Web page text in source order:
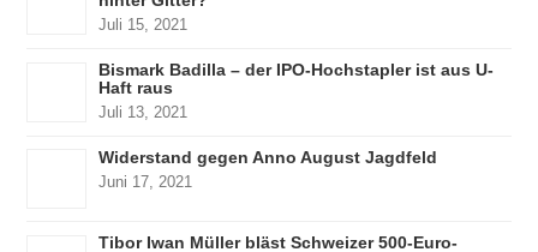
Juli 15, 2021
Bismark Badilla – der IPO-Hochstapler ist aus U-
Haft raus
Juli 13, 2021
Widerstand gegen Anno August Jagdfeld
Juni 17, 2021
Tibor Iwan Müller bläst Schweizer 500-Euro-